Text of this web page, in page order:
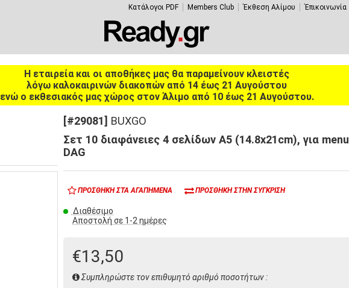
Κατάλογοι PDF Members Club Έκθεση Αλίμου Έπικοινωνία
Η εταιρεία και οι αποθήκες μας θα παραμείνουν κλειστές
λόγω καλοκαιρινών διακοπών από 14 έως 21 Αυγούστου
ενώ ο εκθεσιακός μας χώρος στον Άλιμο από 10 έως 21 Αυγούστου.
[#29081] BUXGO
Σετ 10 διαφάνειες 4 σελίδων A5 (14.8x21cm), για menu
DAG
ΠΡΟΣΘΉΚΗ ΣΤΑ ΑΓΑΠΗΜΈΝΑ ΠΡΟΣΘΉΚΗ ΣΤΗΝ ΣΎΓΚΡΙΣΗ
Διαθέσιμο
Αποστολή σε 1-2 ημέρες
€13,50
Συμπληρώστε τον επιθυμητό αριθμό ποσοτήτων :